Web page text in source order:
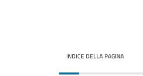
INDICE DELLA PAGINA